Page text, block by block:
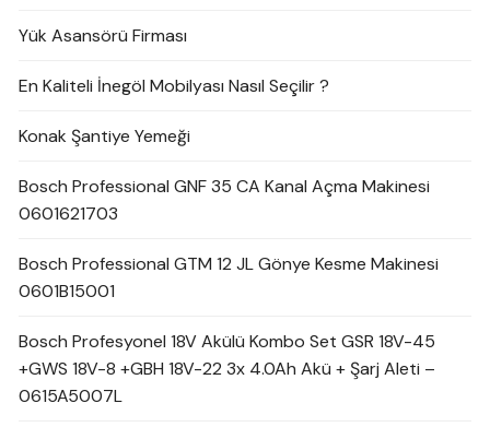
Yük Asansörü Firması
En Kaliteli İnegöl Mobilyası Nasıl Seçilir ?
Konak Şantiye Yemeği
Bosch Professional GNF 35 CA Kanal Açma Makinesi
0601621703
Bosch Professional GTM 12 JL Gönye Kesme Makinesi
0601B15001
Bosch Profesyonel 18V Akülü Kombo Set GSR 18V-45
+GWS 18V-8 +GBH 18V-22 3x 4.0Ah Akü + Şarj Aleti –
0615A5007L